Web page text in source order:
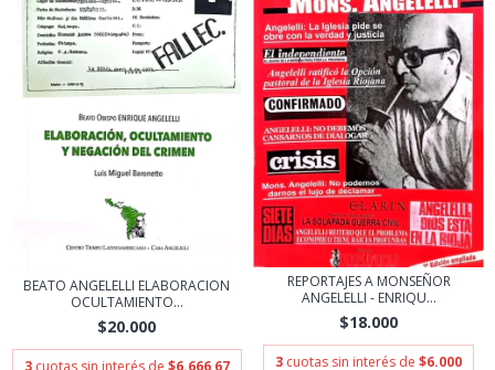
BEATO ANGELELLI ELABORACION
OCULTAMIENTO...
$20.000
3 cuotas sin interés de $6.666,67
REPORTAJES A MONSEÑOR
ANGELELLI - ENRIQU...
$18.000
3 cuotas sin interés de $6.000